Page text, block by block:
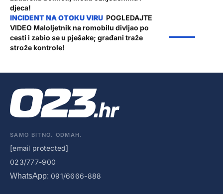
djeca!
POGLEDAJTE
VIDEO Maloljetnik na romobilu divljao po
cesti i zabio se u pješake; građani traže
strože kontrole!
SAMO BITNO. ODMAH.
[email protected]
023/777-900
WhatsApp: 091/6666-888